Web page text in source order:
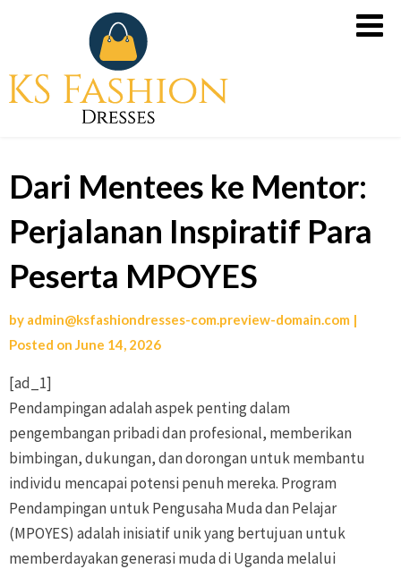
Soft,
Slot
X500
untuk
Kemenangan
Tanpa
Dari Mentees ke Mentor:
Perjalanan Inspiratif Para
Peserta MPOYES
by admin@ksfashiondresses-com.preview-domain.com |
Posted on June 14, 2026
[ad_1]
Pendampingan adalah aspek penting dalam
pengembangan pribadi dan profesional, memberikan
bimbingan, dukungan, dan dorongan untuk membantu
individu mencapai potensi penuh mereka. Program
Pendampingan untuk Pengusaha Muda dan Pelajar
(MPOYES) adalah inisiatif unik yang bertujuan untuk
memberdayakan generasi muda di Uganda melalui